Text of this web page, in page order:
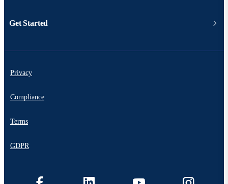
Get Started
Privacy
Compliance
Terms
GDPR